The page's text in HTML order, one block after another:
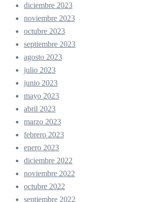
diciembre 2023
noviembre 2023
octubre 2023
septiembre 2023
agosto 2023
julio 2023
junio 2023
mayo 2023
abril 2023
marzo 2023
febrero 2023
enero 2023
diciembre 2022
noviembre 2022
octubre 2022
septiembre 2022